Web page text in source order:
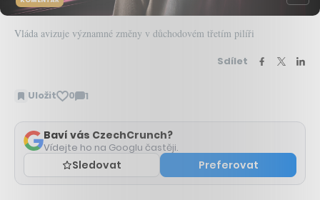
Vláda avizuje významné změny v důchodovém třetím pilíři
Sdílet
Uložit 0 1
Zobrazit
Baví vás CzechCrunch?
Vídejte ho na Googlu častěji.
Sledovat Preferovat